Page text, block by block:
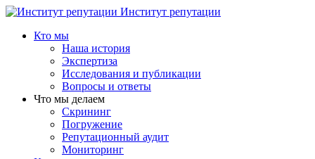
Институт репутации
Кто мы
Наша история
Экспертиза
Исследования и публикации
Вопросы и ответы
Что мы делаем
Скрининг
Погружение
Репутационный аудит
Мониторинг